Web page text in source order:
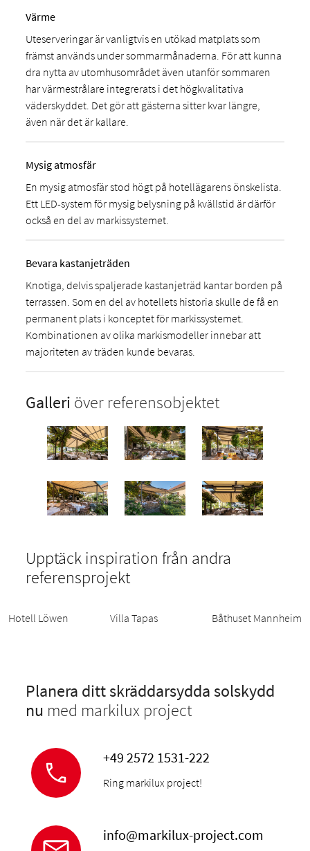
Värme
Uteserveringar är vanligtvis en utökad matplats som
främst används under sommarmånaderna. För att kunna
dra nytta av utomhusområdet även utanför sommaren
har värmestrålare integrerats i det högkvalitativa
väderskyddet. Det gör att gästerna sitter kvar längre,
även när det är kallare.
Mysig atmosfär
En mysig atmosfär stod högt på hotellägarens önskelista.
Ett LED-system för mysig belysning på kvällstid är därför
också en del av markissystemet.
Bevara kastanjeträden
Knotiga, delvis spaljerade kastanjeträd kantar borden på
terrassen. Som en del av hotellets historia skulle de få en
permanent plats i konceptet för markissystemet.
Kombinationen av olika markismodeller innebar att
majoriteten av träden kunde bevaras.
Galleri över referensobjektet
Upptäck inspiration från andra
referensprojekt
Hotell Löwen Villa Tapas Båthuset Mannheim
Planera ditt skräddarsydda solskydd
nu med markilux project
+49 2572 1531-222
Ring markilux project!
info@markilux-project.com